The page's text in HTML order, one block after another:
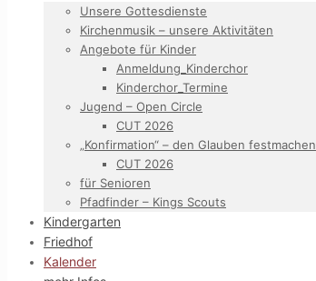
Unsere Gottesdienste
Kirchenmusik – unsere Aktivitäten
Angebote für Kinder
Anmeldung_Kinderchor
Kinderchor_Termine
Jugend – Open Circle
CUT 2026
„Konfirmation“ – den Glauben festmachen
CUT 2026
für Senioren
Pfadfinder – Kings Scouts
Kindergarten
Friedhof
Kalender